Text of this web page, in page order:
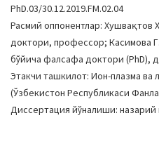
PhD.03/30.12.2019.FM.02.04
Расмий оппонентлар:
доктори, профессор; Касимова
бўйича фалсафа доктори (PhD),
Этакчи ташкилот: Ион-плазма ва
(Ўзбекистон Республикаси
Диссертация йўналиши: назарий